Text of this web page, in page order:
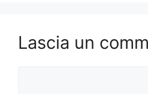
Lascia un